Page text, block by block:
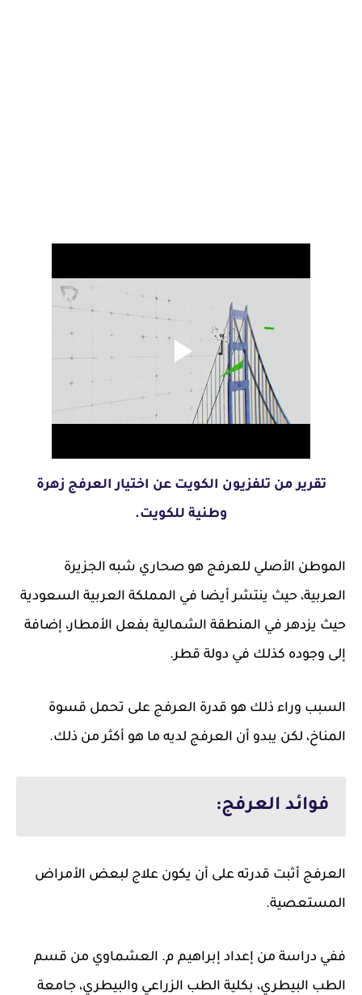
تقرير من تلفزيون الكويت عن اختيار العرفج زهرة
وطنية للكويت.
الموطن الأصلي للعرفج هو صحاري شبه الجزيرة
العربية، حيث ينتشر أيضا في المملكة العربية السعودية
حيث يزدهر في المنطقة الشمالية بفعل الأمطار، إضافة
إلى وجوده كذلك في دولة قطر.
السبب وراء ذلك هو قدرة العرفج على تحمل قسوة
المناخ، لكن يبدو أن العرفج لديه ما هو أكثر من ذلك.
فوائد العرفج:
العرفج أثبت قدرته على أن يكون علاج لبعض الأمراض
المستعصية.
ففي دراسة من إعداد إبراهيم م. العشماوي من قسم
الطب البيطري، بكلية الطب الزراعي والبيطري، جامعة